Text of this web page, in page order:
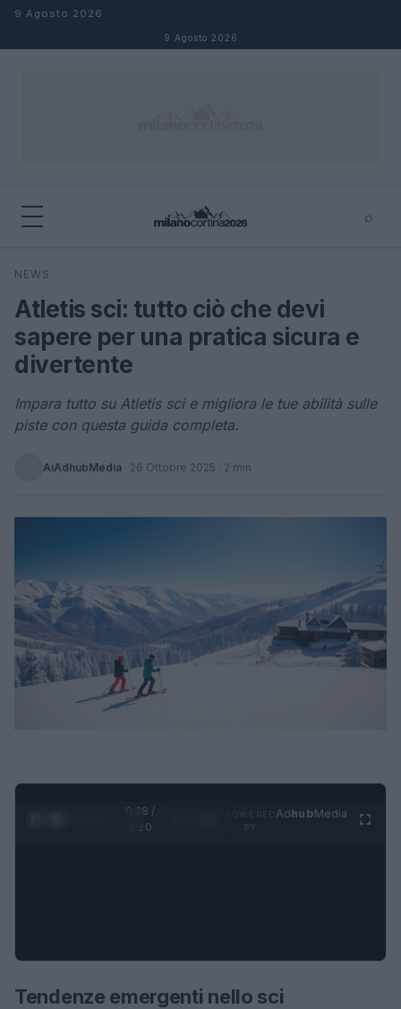
Salta al contenuto
9 Agosto 2026
9 Agosto 2026
⌕
Cerca
NEWS
Atletis sci: tutto ciò che devi
sapere per una pratica sicura e
divertente
Impara tutto su Atletis sci e migliora le tue abilità sulle
piste con questa guida completa.
AiAdhubMedia · 26 Ottobre 2025 · 2 min
0:28 /
1:20
AdhubMedia
Tendenze emergenti nello sci